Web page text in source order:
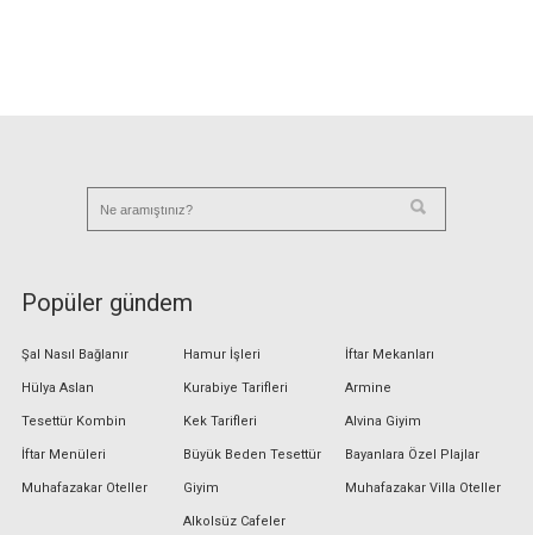
Popüler gündem
Şal Nasıl Bağlanır
Hülya Aslan
Tesettür Kombin
İftar Menüleri
Muhafazakar Oteller
Hamur İşleri
Kurabiye Tarifleri
Kek Tarifleri
Büyük Beden Tesettür
Giyim
Alkolsüz Cafeler
İftar Mekanları
Armine
Alvina Giyim
Bayanlara Özel Plajlar
Muhafazakar Villa Oteller